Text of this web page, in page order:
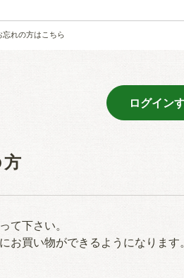
れの方はこちら
て下さい。
買い物ができるようになります。